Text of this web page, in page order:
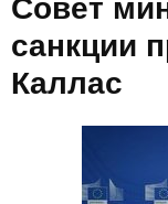
Совет
санкции
Каллас